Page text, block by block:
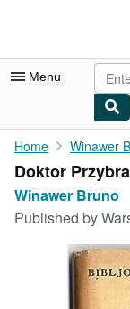
Menu
My Account
My Purchases
Rare Books
Home Winawer
Doktor
Winawer Bruno
Published by